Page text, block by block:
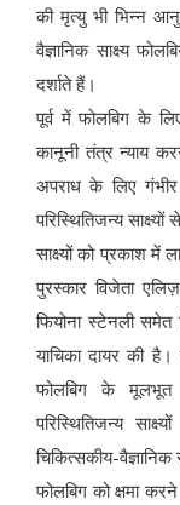
की मृत्यु भी भिन्न
वैज्ञानिक साक्ष्य
दर्शाते हैं।
पूर्व में फोलबिग के
कानूनी तंत्र न्याय
अपराध के लिए गंभीर
परिस्थितिजन्य
साक्ष्यों को प्रकाश में
पुरस्कार विजेता
फियोना स्टेनली समेत
याचिका दायर की
फोलबिग के मूलभूत
परिस्थितिजन्य
चिकित्सकीय-
फोलबिग को क्षमा